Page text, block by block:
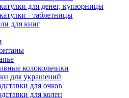
для денег, купюрницы
- таблетницы
для книг
колокольчики
для украшений
для очков
для колец